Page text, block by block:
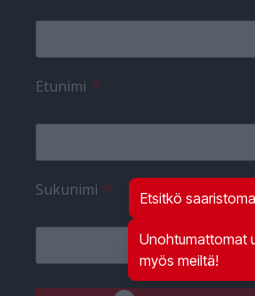
Etsitkö
Unohtumattomat
myös meiltä!
Etunimi *
Sukunimi *